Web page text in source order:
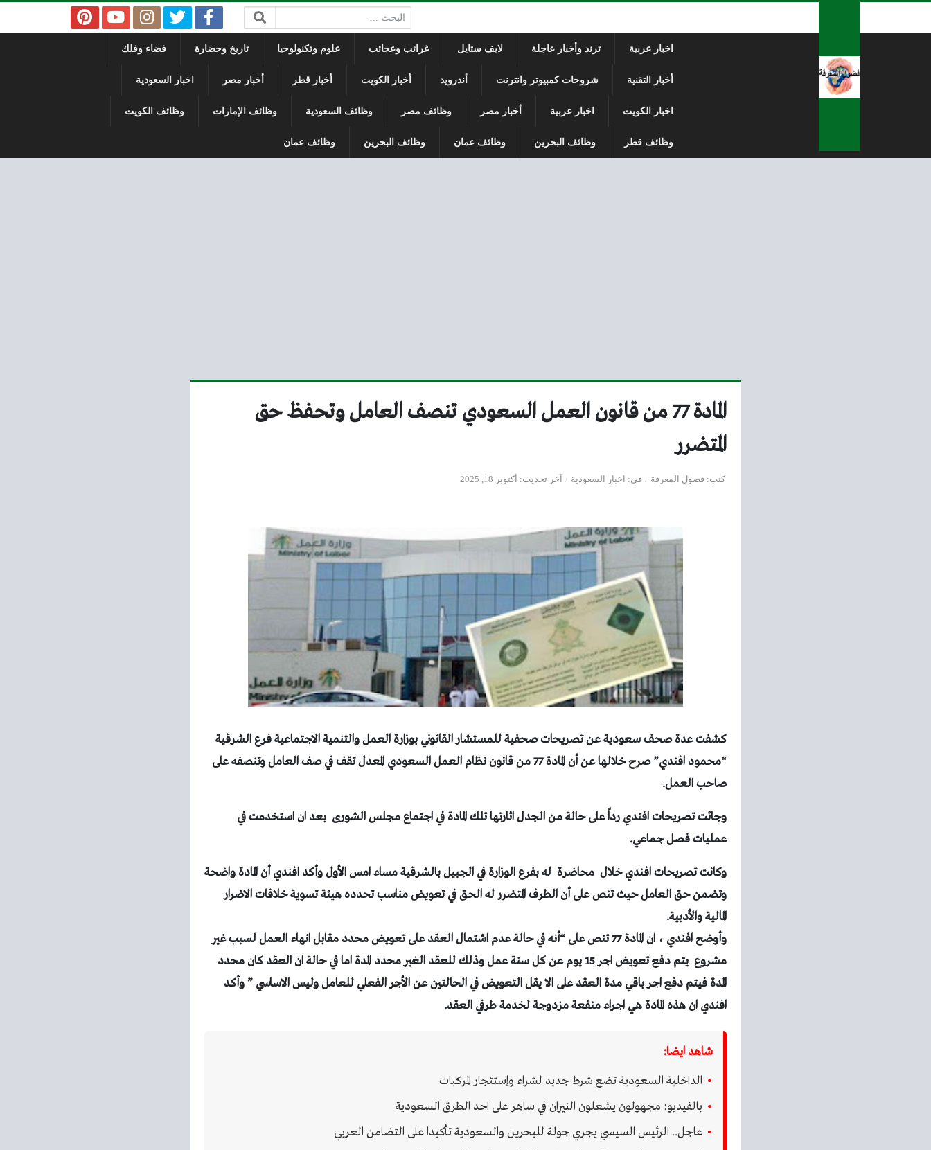
البحث:
اخبار عربية ترند وأخبار عاجلة لايف ستايل غرائب وعجائب علوم وتكنولوحيا تاريخ وحضارة فضاء وفلك
أخبار التقنية شروحات كمبيوتر وانترنت أندرويد أخبار الكويت أخبار قطر أخبار مصر اخبار السعودية
اخبار الكويت اخبار عربية أخبار مصر وظائف مصر وظائف السعودية وظائف الإمارات وظائف الكويت
وظائف قطر وظائف البحرين وظائف عمان وظائف البحرين وظائف عمان
المادة 77 من قانون العمل السعودي تنصف العامل وتحفظ حق
المتضرر
كتب فضول المعرفة في اخبار السعودية آخر تحديث أكتوبر 18, 2025
كشفت عدة صحف سعودية عن تصريحات صحفية للمستشار القانوني بوزارة العمل والتنمية الاجتماعية فرع الشرقية
“محمود افندي” صرح خلالها عن أن المادة 77 من قانون نظام العمل السعودي المعدل تقف في صف العامل وتنصفه على
صاحب العمل.
وجائت تصريحات افندي رداً على حالة من الجدل اثارتها تلك المادة في اجتماع مجلس الشورى بعد ان استخدمت في
عمليات فصل جماعي.
وكانت تصريحات افندي خلال محاضرة له بفرع الوزارة في الجبيل بالشرقية مساء امس الأول وأكد افندي أن المادة واضحة
وتضمن حق العامل حيث تنص على أن الطرف المتضرر له الحق في تعويض مناسب تحدده هيئة تسوية خلافات الاضرار
المالية والأدبية.
وأوضح افندي ، ان المادة 77 تنص على “أنه في حالة عدم اشتمال العقد على تعويض محدد مقابل انهاء العمل لسبب غير
مشروع يتم دفع تعويض اجر 15 يوم عن كل سنة عمل وذلك للعقد الغير محدد المدة اما في حالة ان العقد كان محدد
المدة فيتم دفع اجر باقي مدة العقد على الا يقل التعويض في الحالتين عن الأجر الفعلي للعامل وليس الاساسي ” وأكد
افندي ان هذه المادة هي اجراء منفعة مزدوجة لخدمة طرفي العقد.
شاهد ايضا:
الداخلية السعودية تضع شرط جديد لشراء وإستئجار المركبات
بالفيديو: مجهولون يشعلون النيران في ساهر على احد الطرق السعودية
عاجل.. الرئيس السيسي يجري جولة للبحرين والسعودية تأكيدا على التضامن العربي